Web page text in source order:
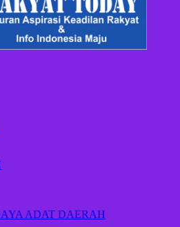
ADAT DAERAH